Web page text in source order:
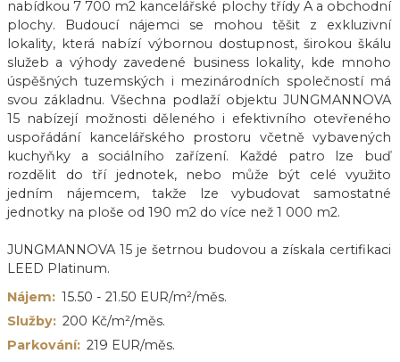
nabídkou 7 700 m2 kancelářské plochy třídy A a obchodní
plochy. Budoucí nájemci se mohou těšit z exkluzivní
lokality, která nabízí výbornou dostupnost, širokou škálu
služeb a výhody zavedené business lokality, kde mnoho
úspěšných tuzemských i mezinárodních společností má
svou základnu. Všechna podlaží objektu JUNGMANNOVA
15 nabízejí možnosti děleného i efektivního otevřeného
uspořádání kancelářského prostoru včetně vybavených
kuchyňky a sociálního zařízení. Každé patro lze buď
rozdělit do tří jednotek, nebo může být celé využito
jedním nájemcem, takže lze vybudovat samostatné
jednotky na ploše od 190 m2 do více než 1 000 m2.
JUNGMANNOVA 15 je šetrnou budovou a získala certifikaci
LEED Platinum.
Nájem: 15.50 - 21.50 EUR/m²/měs.
Služby: 200 Kč/m²/měs.
Parkování: 219 EUR/měs.